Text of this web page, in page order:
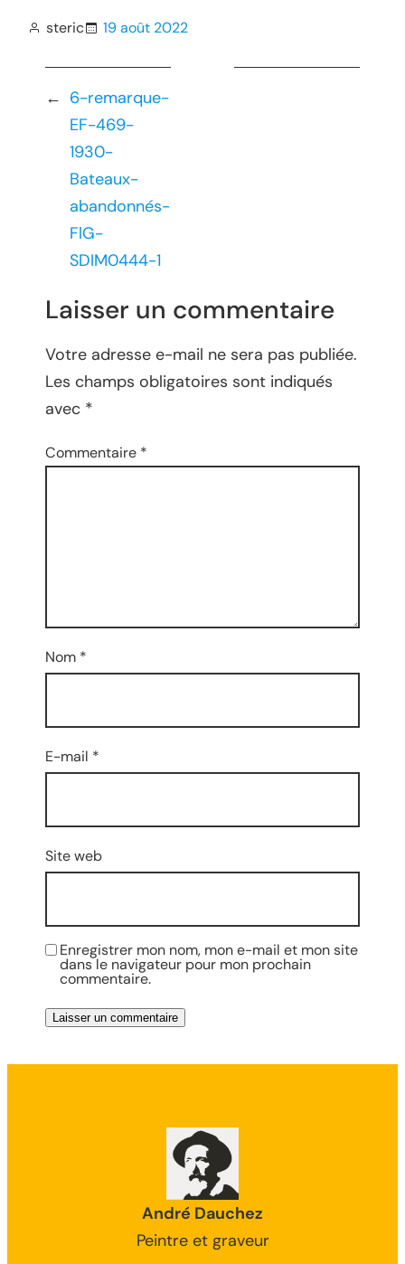
steric 19 août 2022
← 6-remarque-
EF-469-
1930-
Bateaux-
abandonnés-
FlG-
SDIM0444-1
Laisser un commentaire
Votre adresse e-mail ne sera pas publiée.
Les champs obligatoires sont indiqués
avec *
Commentaire *
Nom *
E-mail *
Site web
Enregistrer mon nom, mon e-mail et mon site
dans le navigateur pour mon prochain
commentaire.
André Dauchez
Peintre et graveur